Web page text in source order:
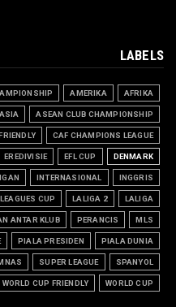
LABELS
AFRIKA
AMERIKA
ASEAN CLUB CHAMPIONSHIP
ASIA
CAF CHAMPIONS LEAGUE
DENMARK
EFL CUP
EREDIVISIE
INGGRIS
INTERNASIONAL
LALIGA
LALIGA 2
LEAGUES CUP
MLS
PERANCIS
ANTAR KLUB
PIALA DUNIA
PIALA PRESIDEN
SPANYOL
SUPER LEAGUE
WORLD CUP
WORLD CUP FRIENDLY